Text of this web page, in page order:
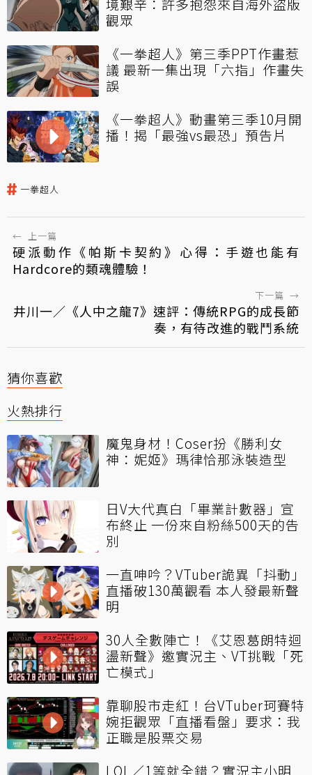
境艱辛：許多抱怨來自海外盜版
觀眾
《一拳超人》第三季PPT作畫惹
議 最新一集出現「六指」作畫失
誤
《一拳超人》動畫第三季10月開
播！揭「最強vs最恐」預告片
一拳超人
← 上一篇
硬派動作《帕斯卡契約》心得：手遊也能有
Hardcore的類魂體驗！
下一篇 →
井川一／《人中之龍7》速評：傳統RPG的成長節
奏，有待改進的戰鬥系統
猜你喜歡
火熱排行
魔鬼身材！Coser扮《勝利女
神：妮姬》瑪律恰那泳裝造型
日V大代真白「畢業計數器」宣
布終止 一份來自粉絲500天的告
別
一直呻吟？VTuber詭異「抖動」
直播破130萬觀看 本人發最新聲
明
30人全數陣亡！《艾恩葛朗特迴
盪新聲》邀實況主、VT挑戰「死
亡模式」
靠聊股市走紅！台VTuber珂賽特
婉拒觀眾「直播看盤」要求：我
正職是股票交易
LOL／1等就全錯？實況主小明